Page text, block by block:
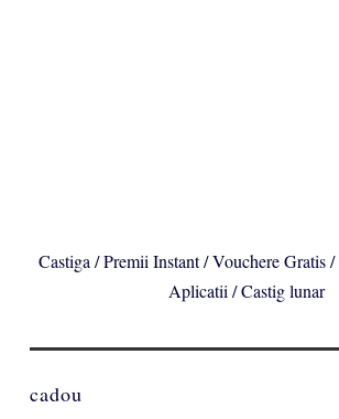
Castiga / Premii Instant / Vouchere Gratis
Aplicatii / Castig lunar
cadou